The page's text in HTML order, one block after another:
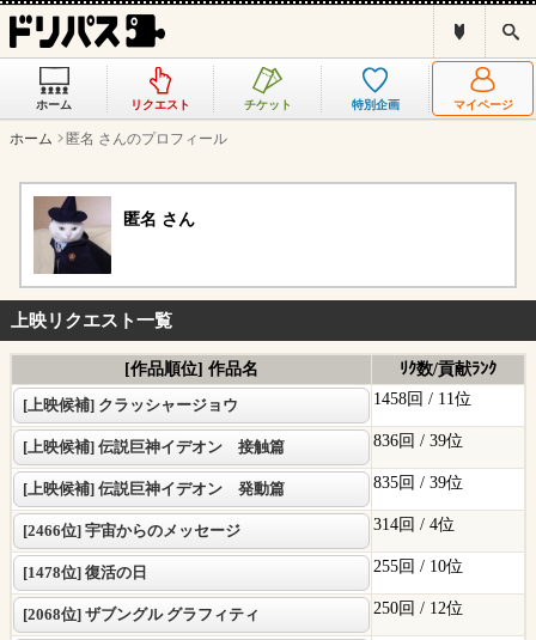
リ
ス
と
索
ホーム リクエスト チケット 特別企画 マイページ
ホーム 匿名 さんのプロフィール
匿名 さん
上映リクエスト一覧
[作品順位] 作品名
ﾘｸ数/貢献ﾗﾝｸ
[上映候補] クラッシャージョウ
1458回 / 11位
[上映候補] 伝説巨神イデオン 接触篇 836回 / 39位
[上映候補] 伝説巨神イデオン 発動篇 835回 / 39位
[2466位] 宇宙からのメッセージ 314回 / 4位
[1478位] 復活の日 255回 / 10位
[2068位] ザブングル グラフィティ 250回 / 12位